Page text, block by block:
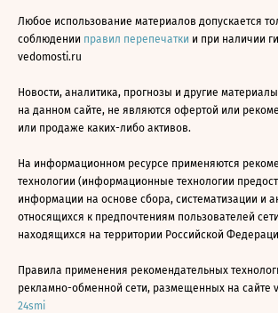
Любое использование материалов допускается
соблюдении правил перепечатки и при наличии
vedomosti.ru
Новости, аналитика, прогнозы и другие
на данном сайте, не являются офертой или
или продаже каких-либо активов.
На информационном ресурсе применяются
технологии (информационные технологии
информации на основе сбора, систематизации и
относящихся к предпочтениям пользователей
находящихся на территории Российской
Правила применения рекомендательных
рекламно-обменной сети, размещенных на сайте
24smi